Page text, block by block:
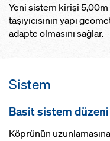
Yeni sistem kirişi
taşıyıcısının yapı
adapte olmasını sağlar.
Sistem
Basit sistem düzeni
Köprünün